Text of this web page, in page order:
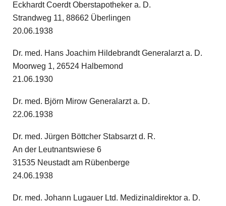
Eckhardt Coerdt Oberstapotheker a. D.
Strandweg 11, 88662 Überlingen
20.06.1938
Dr. med. Hans Joachim Hildebrandt Generalarzt a. D.
Moorweg 1, 26524 Halbemond
21.06.1930
Dr. med. Björn Mirow Generalarzt a. D.
22.06.1938
Dr. med. Jürgen Böttcher Stabsarzt d. R.
An der Leutnantswiese 6
31535 Neustadt am Rübenberge
24.06.1938
Dr. med. Johann Lugauer Ltd. Medizinaldirektor a. D.